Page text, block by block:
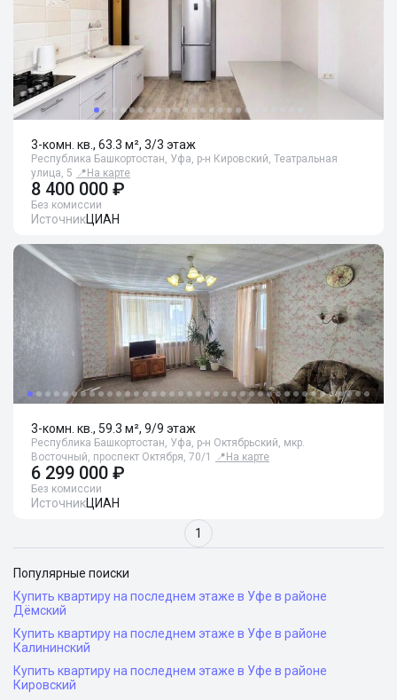
3-комн. кв., 63.3 м², 3/3 этаж
Республика Башкортостан, Уфа, р-н Кировский, Театральная
улица, 5 📍 На карте
8 400 000 ₽
Без комиссии
ИсточникЦИАН
3-комн. кв., 59.3 м², 9/9 этаж
Республика Башкортостан, Уфа, р-н Октябрьский, мкр.
Восточный, проспект Октября, 70/1
📍 На карте
6 299 000 ₽
Без комиссии
ИсточникЦИАН
1
Популярные поиски
Купить квартиру на последнем этаже в Уфе в районе
Дёмский
Купить квартиру на последнем этаже в Уфе в районе
Калининский
Купить квартиру на последнем этаже в Уфе в районе
Кировский